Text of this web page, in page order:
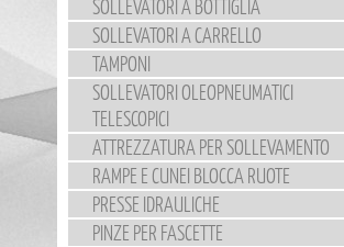
SOLLEVATORI A BOTTIGLIA
SOLLEVATORI A CARRELLO
TAMPONI
SOLLEVATORI OLEOPNEUMATICI
TELESCOPICI
ATTREZZATURA PER SOLLEVAMENTO
RAMPE E CUNEI BLOCCA RUOTE
PRESSE IDRAULICHE
PINZE PER FASCETTE